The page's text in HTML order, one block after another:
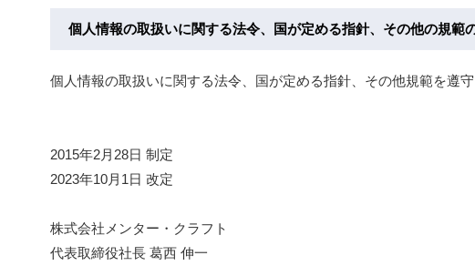
個人情報の取扱いに関する法令、国が定める指針、その他の規範
個人情報の取扱いに関する法令、国が定める指針、その他規範を遵守
2015年2月28日 制定
2023年10月1日 改定
株式会社メンター・クラフト
代表取締役社長 葛西 伸一